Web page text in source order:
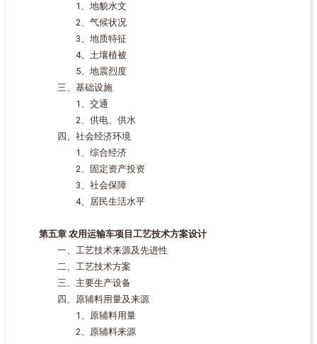
1、地貌水文
2、气候状况
3、地质特征
4、土壤植被
5、地震烈度
三、基础设施
1、交通
2、供电、供水
四、社会经济环境
1、综合经济
2、固定资产投资
3、社会保障
4、居民生活水平
第五章 农用运输车项目工艺技术方案设计
一、工艺技术来源及先进性
二、工艺技术方案
三、主要生产设备
四、原辅料用量及来源
1、原辅料用量
2、原辅料来源